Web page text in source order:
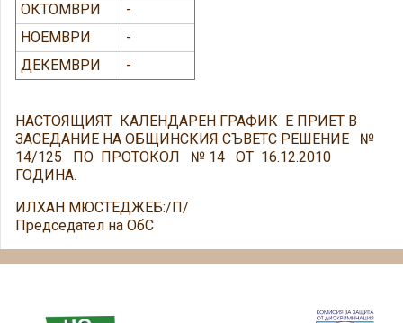
ОКТОМВРИ
-
НОЕМВРИ
-
ДЕКЕМВРИ
-
НАСТОЯЩИЯТ КАЛЕНДАРЕН ГРАФИК Е ПРИЕТ В
ЗАСЕДАНИЕ НА ОБЩИНСКИЯ СЪВЕТС РЕШЕНИЕ №
14/125 ПО ПРОТОКОЛ № 14 ОТ 16.12.2010
ГОДИНА.
ИЛХАН МЮСТЕДЖЕБ:/П/
Председател на ОбС